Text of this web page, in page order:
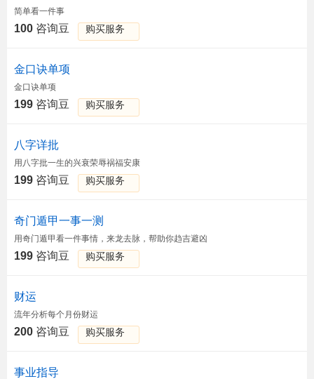
简单看一件事
100 咨询豆 购买服务
金口诀单项
金口诀单项
199 咨询豆 购买服务
八字详批
用八字批一生的兴衰荣辱祸福安康
199 咨询豆 购买服务
奇门遁甲一事一测
用奇门遁甲看一件事情，来龙去脉，帮助你趋吉避凶
199 咨询豆 购买服务
财运
流年分析每个月份财运
200 咨询豆 购买服务
事业指导